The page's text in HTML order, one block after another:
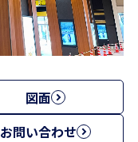
図面
お問い合わせ